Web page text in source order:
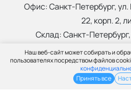
Наш веб-сайт может собирать и
пользователях посредством файлов
Принять все
Офис:Санкт-Петербург,
22, корп. 2,
Склад:Санкт-
(812) 402-